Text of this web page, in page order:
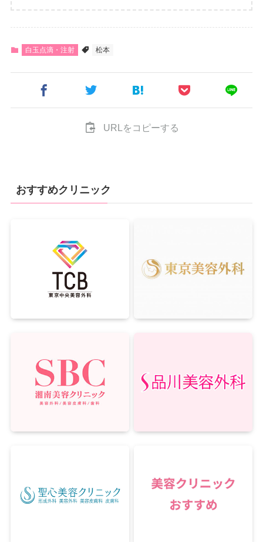
白玉点滴・注射 松本
URLをコピーする
おすすめクリニック